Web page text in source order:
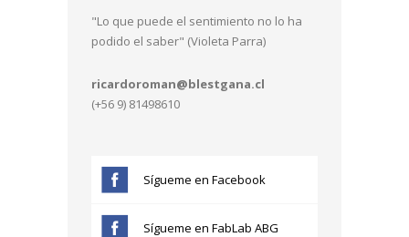
"Lo que puede el sentimiento no lo ha
podido el saber" (Violeta Parra)
ricardoroman@blestgana.cl
(+56 9) 81498610
Sígueme en Facebook
Sígueme en FabLab ABG